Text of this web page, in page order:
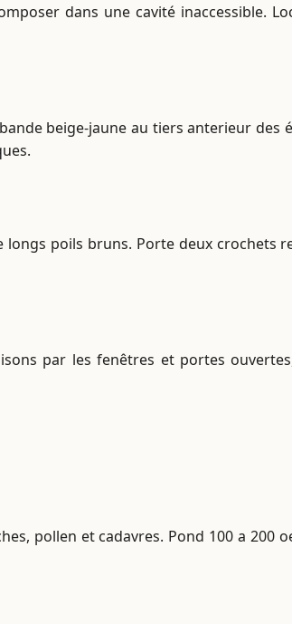
dans une cavité inaccessible.
beige-jaune au tiers anterieur
longs poils bruns. Porte deux crochets
par les fenêtres et portes
pollen et cadavres. Pond 100 a